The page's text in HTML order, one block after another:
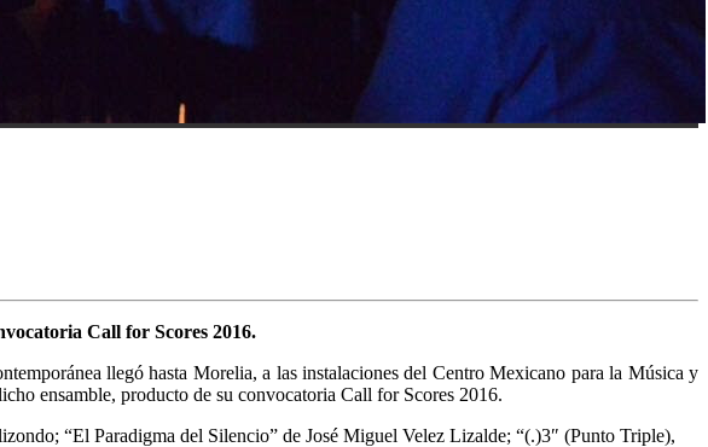
Call for Scores 2016.
llegó hasta Morelia, a las instalaciones del Centro Mexicano para la Música y
ensamble, producto de su convocatoria Call for Scores 2016.
“El Paradigma del Silencio” de José Miguel Velez Lizalde; “(.)3″ (Punto Triple),